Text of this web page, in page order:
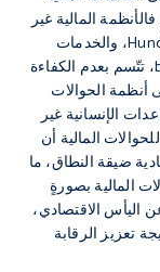
المالية غير
الرسمية لتحويل الأموال، مثل منصات Hawala وHundi، والخدمات
المصرفية عبر الهاتف المحمول، مثل منصة bKash، تتّسم بعدم الكفاءة
أنظمة الحوالات
الإنسانية غير
المالية أن
ضيقة النطاق، ما
المالية بصورةٍ
اليأس الاقتصادي،
تعزيز الرقابة